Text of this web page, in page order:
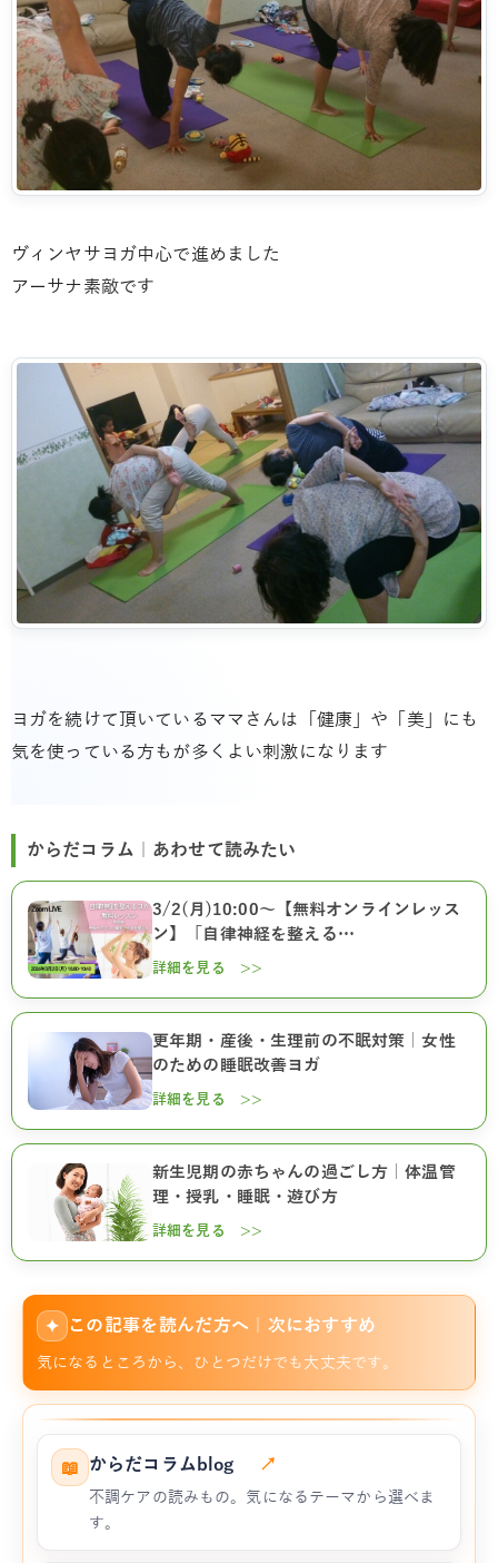
ヴィンヤサヨガ中心で進めました
アーサナ素敵です
ヨガを続けて頂いているママさんは「健康」や「美」にも
気を使っている方もが多くよい刺激になります
からだコラム｜あわせて読みたい
3/2(月)10:00～【無料オンラインレッス
ン】「自律神経を整える…
詳細を見る >>
更年期・産後・生理前の不眠対策｜女性
のための睡眠改善ヨガ
詳細を見る >>
新生児期の赤ちゃんの過ごし方｜体温管
理・授乳・睡眠・遊び方
詳細を見る >>
✦ この記事を読んだ方へ｜次におすすめ
気になるところから、ひとつだけでも大丈夫です。
📖 からだコラムblog ↗
不調ケアの読みもの。気になるテーマから選べま
す。